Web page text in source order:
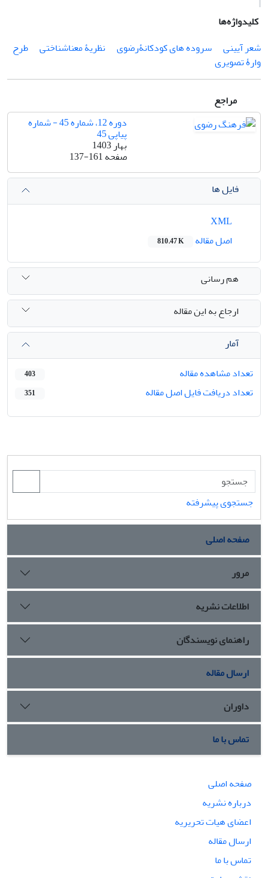
کلیدواژه‌ها
شعر آیینی
سروده های کودکانۀرضوی نظریۀ معناشناختی
طرح
وارۀ تصویری
مراجع
دوره 12، شماره 45 - شماره
پیاپی 45
بهار 1403
صفحه137-161
فایل ها
اصل مقاله
810.47 K
هم رسانی
ارجاع به این مقاله
آمار
تعداد مشاهده مقاله
403
تعداد دریافت فایل اصل مقاله 351
جستجوی پیشرفته
صفحه اصلی
مرور
اطلاعات نشریه
راهنمای نویسندگان
ارسال مقاله
داوران
تماس با ما
صفحه اصلی
درباره نشریه
اعضای هیات تحریریه
ارسال مقاله
تماس با ما